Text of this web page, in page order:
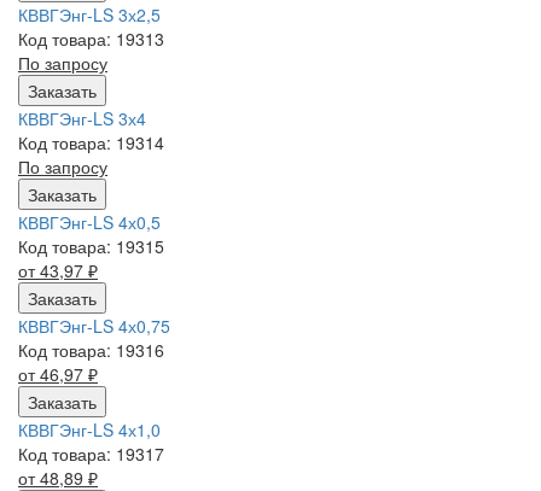
КВВГЭнг-LS 3х2,5
Код товара: 19313
По запросу
Заказать
КВВГЭнг-LS 3х4
Код товара: 19314
По запросу
Заказать
КВВГЭнг-LS 4х0,5
Код товара: 19315
от 43,97 ₽
Заказать
КВВГЭнг-LS 4х0,75
Код товара: 19316
от 46,97 ₽
Заказать
КВВГЭнг-LS 4х1,0
Код товара: 19317
от 48,89 ₽